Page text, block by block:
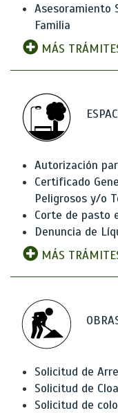
Asesoramiento
Familia
MÁS
Autorización
Certificado
Peligrosos y/o
Corte de pasto
Denuncia de
MÁS
Solicitud de
Solicitud de
Solicitud de